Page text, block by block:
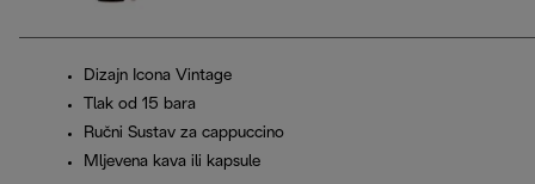
Dizajn Icona Vintage
Tlak od 15 bara
Ručni Sustav za cappuccino
Mljevena kava ili kapsule